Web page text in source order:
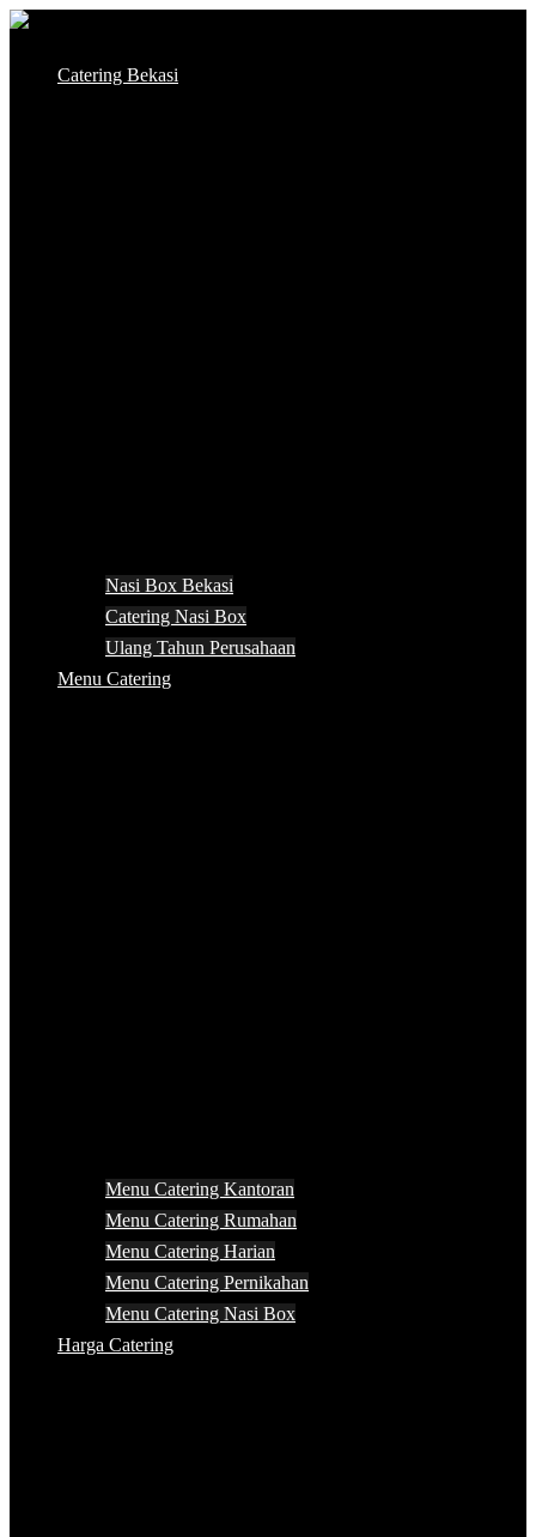
Skip
content
Catering Bekasi
Nasi Box Bekasi
Catering Nasi Box
Ulang Tahun Perusahaan
Menu Catering
Menu Catering Kantoran
Menu Catering Rumahan
Menu Catering Harian
Menu Catering Pernikahan
Menu Catering Nasi Box
Harga Catering